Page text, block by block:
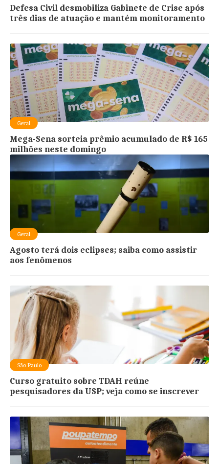
Defesa Civil desmobiliza Gabinete de Crise após
três dias de atuação e mantém monitoramento
Geral
Mega-Sena sorteia prêmio acumulado de R$ 165
milhões neste domingo
Geral
Agosto terá dois eclipses; saiba como assistir
aos fenômenos
São Paulo
Curso gratuito sobre TDAH reúne
pesquisadores da USP; veja como se inscrever